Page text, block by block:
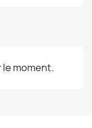
le moment.